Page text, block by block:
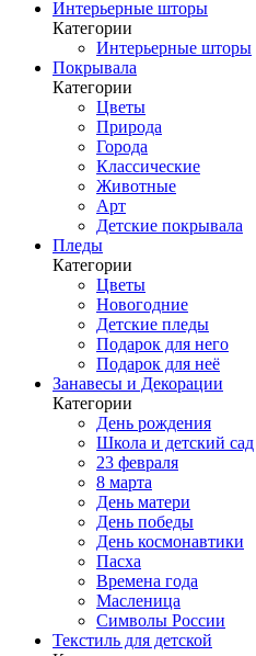
Интерьерные шторы
Категории
Интерьерные шторы
Покрывала
Категории
Цветы
Природа
Города
Классические
Животные
Арт
Детские покрывала
Пледы
Категории
Цветы
Новогодние
Детские пледы
Подарок для него
Подарок для неё
Занавесы и Декорации
Категории
День рождения
Школа и детский сад
23 февраля
8 марта
День матери
День победы
День космонавтики
Пасха
Времена года
Масленица
Символы России
Текстиль для детской